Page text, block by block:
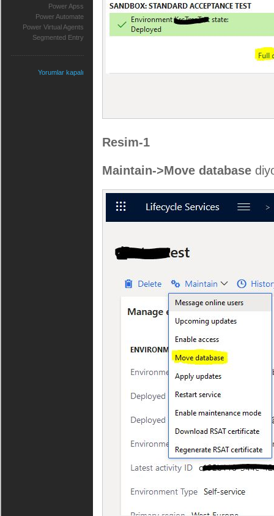
Resim-1
Maintain->Move database
Power Apss
Power Automate
Power Virtual Agents
Segmented Entry
Yorumlar kapalı